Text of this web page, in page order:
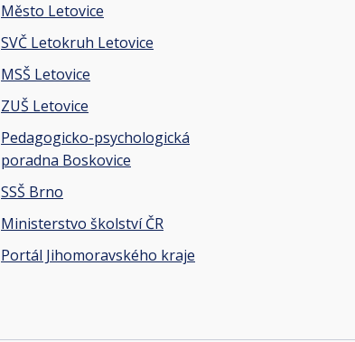
Město Letovice
SVČ Letokruh Letovice
MSŠ Letovice
ZUŠ Letovice
Pedagogicko-psychologická
poradna Boskovice
SSŠ Brno
Ministerstvo školství ČR
Portál Jihomoravského kraje